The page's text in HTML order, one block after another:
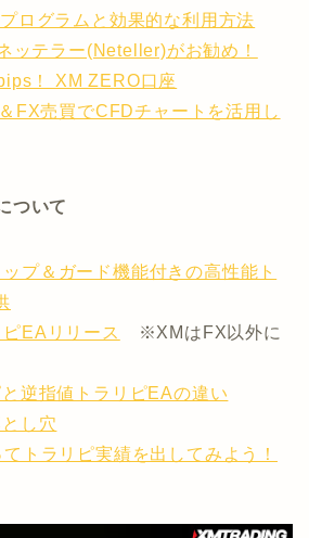
ログラムと効果的な利用方法
ッテラー(Neteller)がお勧め！
！ XM ZERO口座
FX売買でCFDチャートを活用し
ついて
プ＆ガード機能付きの高性能ト
ピEAリリース
※XMはFX以外に
逆指値トラリピEAの違い
し穴
トラリピ実績を出してみよう！